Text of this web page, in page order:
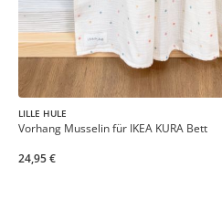
LILLE HULE
Vorhang Musselin für IKEA KURA Bett
24,95 €